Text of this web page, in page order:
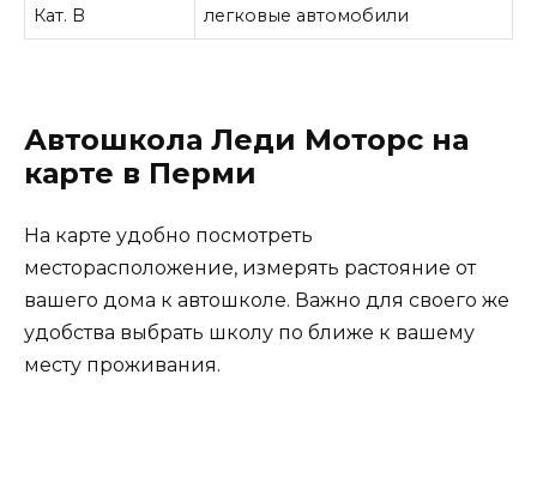
Кат. B легковые автомобили
Автошкола Леди Моторс на
карте в Перми
На карте удобно посмотреть
месторасположение, измерять растояние от
вашего дома к автошколе. Важно для своего же
удобства выбрать школу по ближе к вашему
месту проживания.